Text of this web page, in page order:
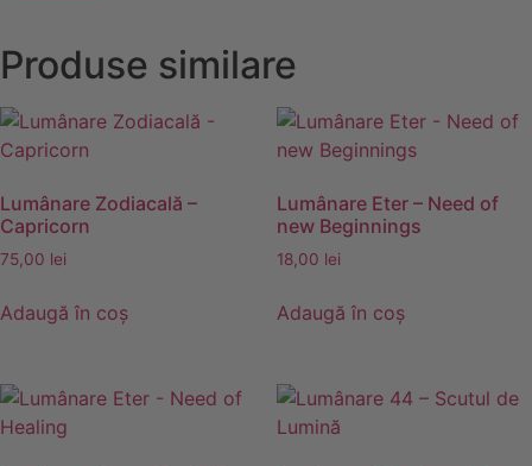
Produse similare
Lumânare Zodiacală –
Capricorn
75,00 lei
Adaugă în coș
Lumânare Eter – Need of
new Beginnings
18,00 lei
Adaugă în coș